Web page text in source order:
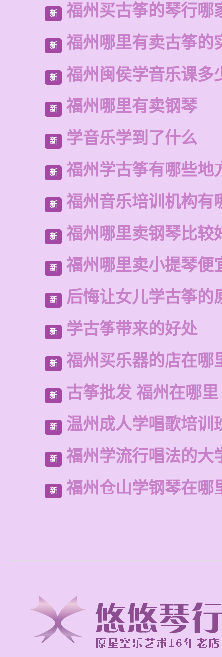
新 福州买古筝的琴行哪
新 福州哪里有卖古筝的
新 福州闽侯学音乐课多
新 福州哪里有卖钢琴
新 学音乐学到了什么
新 福州学古筝有哪些地
新 福州音乐培训机构有
新 福州哪里卖钢琴比较
新 福州哪里卖小提琴便
新 后悔让女儿学古筝的
新 学古筝带来的好处
新 福州买乐器的店在哪
新 古筝批发 福州在哪里
新 温州成人学唱歌培训
新 福州学流行唱法的大
新 福州仓山学钢琴在哪